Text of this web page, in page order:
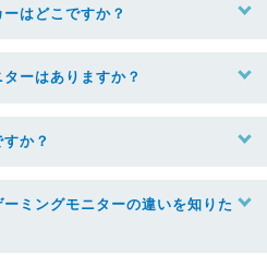
はどこですか？
ーはありますか？
か？
ミングモニターの違いを知りた